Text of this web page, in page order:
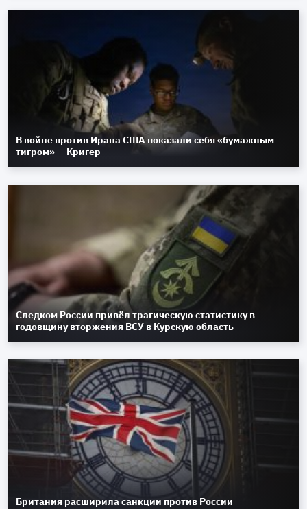
В войне против Ирана США показали себя «бумажным
тигром» — Кригер
Следком России привёл трагическую статистику в
годовщину вторжения ВСУ в Курскую область
Британия расширила санкции против России